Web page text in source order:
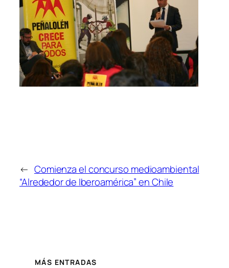
← Comienza el concurso medioambiental
“Alrededor de Iberoamérica” en Chile
MÁS ENTRADAS